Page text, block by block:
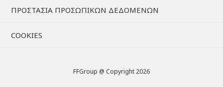
ΠΡΟΣΤΑΣΙΑ ΠΡΟΣΩΠΙΚΩΝ ΔΕΔΟΜΕΝΩΝ
COOKIES
FFGroup @ Copyright 2026